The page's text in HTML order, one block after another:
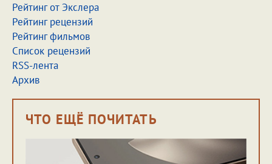
Рейтинг от Экслера
Рейтинг рецензий
Рейтинг фильмов
Список рецензий
RSS-лента
Архив
ЧТО ЕЩЁ ПОЧИТАТЬ